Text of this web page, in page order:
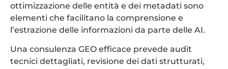
ottimizzazione delle entità e dei metadati sono
elementi che facilitano la comprensione e
l’estrazione delle informazioni da parte delle AI.
Una consulenza GEO efficace prevede audit
tecnici dettagliati, revisione dei dati strutturati,